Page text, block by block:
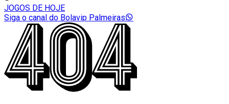
JOGOS DE HOJE
Siga o canal do Bolavip Palmeiras